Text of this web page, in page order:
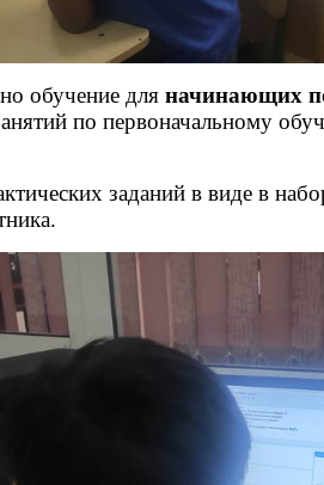
обучение для начинающих
по первоначальному
заданий в виде в